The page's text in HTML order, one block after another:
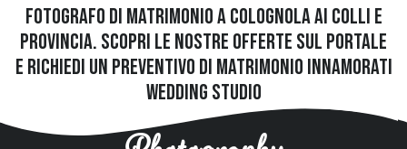
Fotografo di Matrimonio a Colognola ai Colli e
provincia. Scopri le nostre offerte sul portale
e richiedi un preventivo di matrimonio Innamorati
Wedding Studio